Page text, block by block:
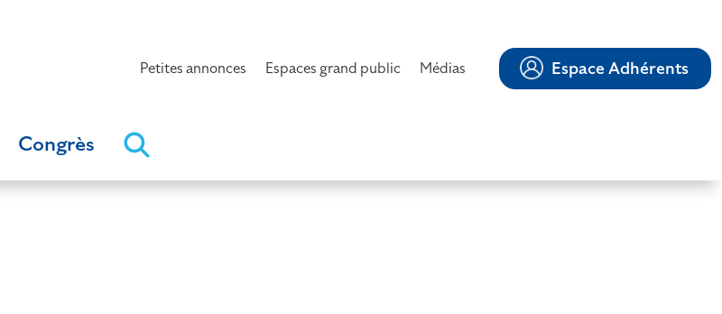
Petites annonces Espaces grand public Médias Espace Adhérents
Congrès